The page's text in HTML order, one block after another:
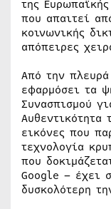
της
που απαιτεί
κοινωνικής
απόπειρες
Από την
εφαρμόσει τα
Συνασπισμού
Αυθεντικότητα
εικόνες που
τεχνολογία
που
Google – έχει
δυσκολότερη